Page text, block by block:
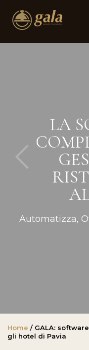
LA
Automatizza,
Home / GALA:
gli hotel di Pavia